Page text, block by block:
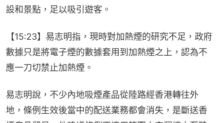
設和景點，足以吸引遊客。
【15:23】易志明指，現時對加熱煙的研究不足，政府
數據只是將電子煙的數據套用到加熱煙之上，認為不
應一刀切禁止加熱煙。
易志明說，不少內地吸煙產品從陸路經香港轉往外
地，條例生效後當中的配送業務都會消失，是斷送香